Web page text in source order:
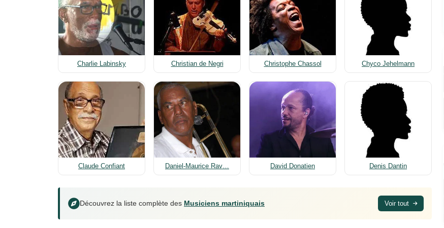
Charlie Labinsky Christian de Negri Christophe Chassol Chyco Jehelmann
Claude Confiant Daniel-Maurice Rav… David Donatien Denis Dantin
Découvrez la liste complète des Musiciens martiniquais Voir tout